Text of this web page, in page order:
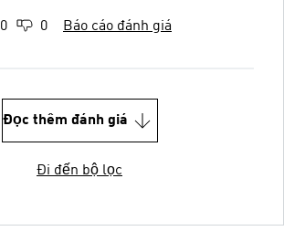
0 0 Báo cáo đánh giá
Đọc thêm đánh giá
Đi đến bộ lọc